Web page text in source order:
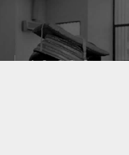
10633